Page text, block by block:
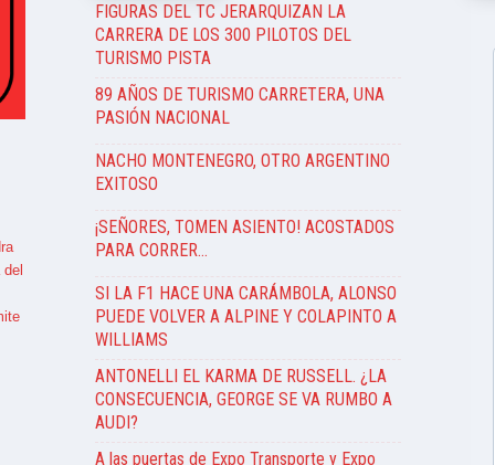
FIGURAS DEL TC JERARQUIZAN LA
CARRERA DE LOS 300 PILOTOS DEL
TURISMO PISTA
89 AÑOS DE TURISMO CARRETERA, UNA
PASIÓN NACIONAL
NACHO MONTENEGRO, OTRO ARGENTINO
EXITOSO
¡SEÑORES, TOMEN ASIENTO! ACOSTADOS
PARA CORRER…
SI LA F1 HACE UNA CARÁMBOLA, ALONSO
PUEDE VOLVER A ALPINE Y COLAPINTO A
WILLIAMS
ANTONELLI EL KARMA DE RUSSELL. ¿LA
CONSECUENCIA, GEORGE SE VA RUMBO A
AUDI?
A las puertas de Expo Transporte y Expo